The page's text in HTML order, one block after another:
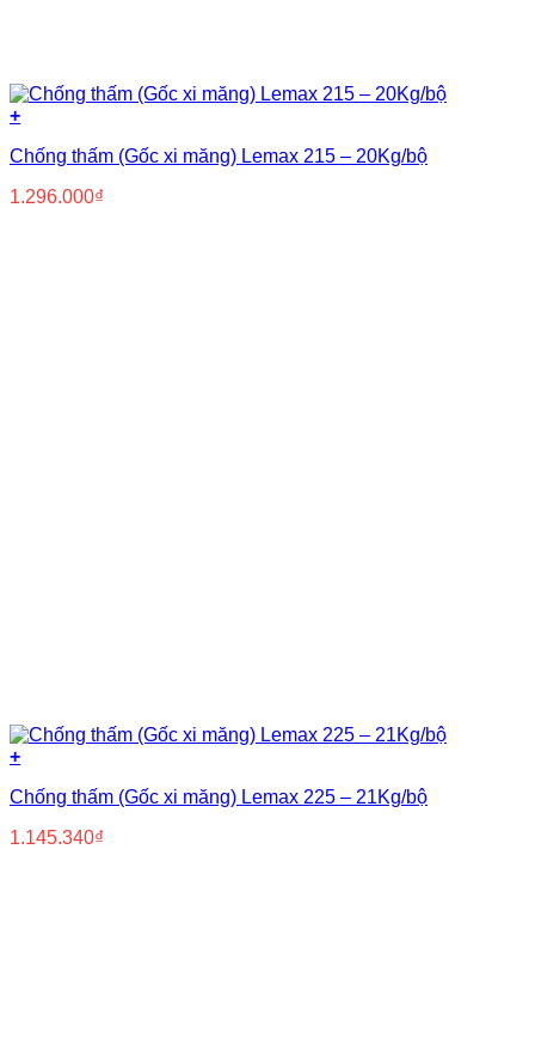
+
Chống thấm (Gốc xi măng) Lemax 215 – 20Kg/bộ
1.296.000₫
+
Chống thấm (Gốc xi măng) Lemax 225 – 21Kg/bộ
1.145.340₫